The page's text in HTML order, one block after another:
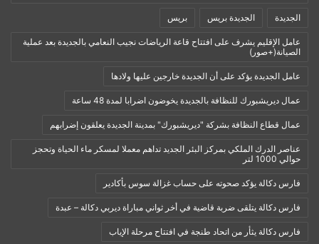
الجديدة الجديدة بريس بريس
عامل الإقليم يشرف على افتتاح قاعة الرياضات نجيب النعامي بالجديدة بعد عملية
الصيانة(+صور)
عامل الجديدة يؤكد على أن الجديدة خارجين عليها ولادها
عمال ديريشبورك للنظافة بالجديدة يخوضون اضرابا لمدة 48 ساعة
عمال قطاع النظافة بشركة "ديريشبورك" بمدينة الجديدة يعلقون إضرابهم
عناصر الدرك الملكي بمركز البئر الجديد تداهم معملا لمسكر ماء الحياة وتحجز
حوالي 1000 لتر
فارس دكالة يؤكد صحوته على حساب غزالة سوس بأكادير
فارس دكالة يتلقى ضربة قاضية في أخر ثواني مباراة ديربي دكالة – عبدة
فارس دكالة يثأر من اتحاد طنجة في افتتاح مرحلة الإياب